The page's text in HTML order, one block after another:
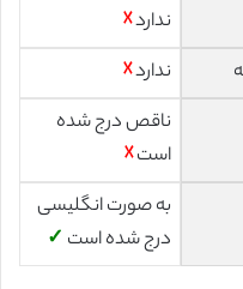
ندارد☓
ندارد☓
ناقص درج شده
است☓
به صورت انگلیسی
درج شده است ✓